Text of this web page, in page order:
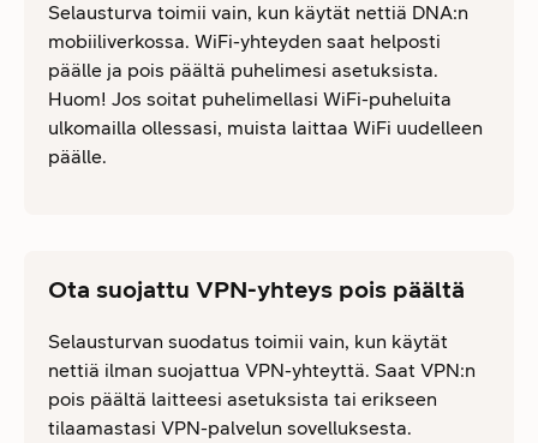
Selausturva toimii vain, kun käytät nettiä DNA:n
mobiiliverkossa. WiFi-yhteyden saat helposti
päälle ja pois päältä puhelimesi asetuksista.
Huom! Jos soitat puhelimellasi WiFi-puheluita
ulkomailla ollessasi, muista laittaa WiFi uudelleen
päälle.
Ota suojattu VPN-yhteys pois päältä
Selausturvan suodatus toimii vain, kun käytät
nettiä ilman suojattua VPN-yhteyttä. Saat VPN:n
pois päältä laitteesi asetuksista tai erikseen
tilaamastasi VPN-palvelun sovelluksesta.